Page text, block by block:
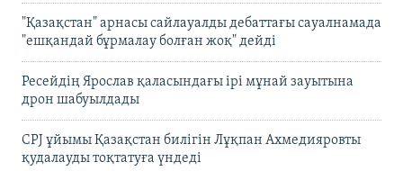
"Қазақстан" арнасы сайлауалды дебаттағы сауалнамада
"ешқандай бұрмалау болған жоқ" дейді
Ресейдің Ярослав қаласындағы ірі мұнай зауытына
дрон шабуылдады
CPJ ұйымы Қазақстан билігін Лұқпан Ахмедияровты
қудалауды тоқтатуға үндеді